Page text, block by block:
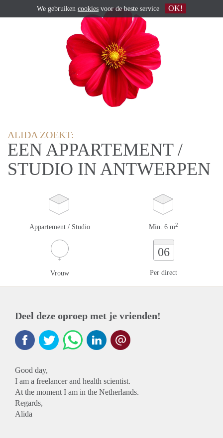
ALIDA ZOEKT:
EEN APPARTEMENT /
STUDIO IN ANTWERPEN
Appartement / Studio Min. 6 m2
Vrouw
06
Per direct
Deel deze oproep met je vrienden!
Good day,
I am a freelancer and health scientist.
At the moment I am in the Netherlands.
Regards,
Alida
We gebruiken cookies voor de beste service OK!